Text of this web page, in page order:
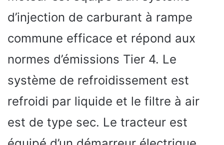
d’injection de carburant à rampe
commune efficace et répond aux
normes d’émissions Tier 4. Le
système de refroidissement est
refroidi par liquide et le filtre à air
est de type sec. Le tracteur est